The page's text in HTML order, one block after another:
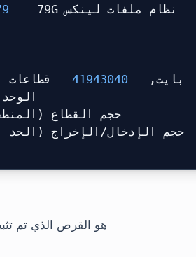
  79G نظام ملفات لينكس
بايت,
قطاعات
حجم القطاع
حجم الإدخال/الإخراج (الحد
هو القرص الذي تم